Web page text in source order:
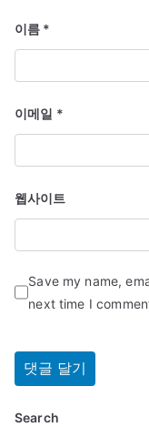
이름 *
이메일 *
웹사이트
Save my name,
next time I
Search